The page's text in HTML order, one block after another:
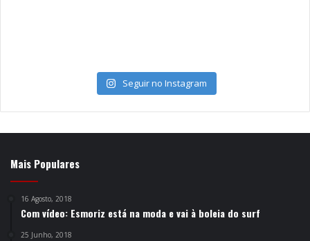
Seguir no Instagram
Mais Populares
16 Agosto, 2018
Com vídeo: Esmoriz está na moda e vai à boleia do surf
25 Junho, 2018